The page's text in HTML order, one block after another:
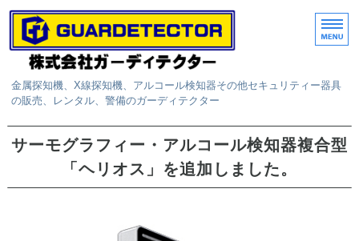
金属探知機、X線探知機、アルコール検知器その他セキュリティー器具
の販売、レンタル、警備のガーディテクター
サーモグラフィー・アルコール検知器複合型
「ヘリオス」を追加しました。